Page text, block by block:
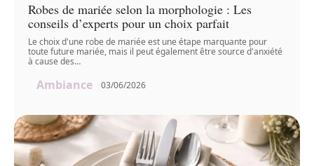
Robes de mariée selon la morphologie : Les
conseils d’experts pour un choix parfait
Le choix d'une robe de mariée est une étape marquante pour
toute future mariée, mais il peut également être source d'anxiété
à cause des…
Ambiance 03/06/2026